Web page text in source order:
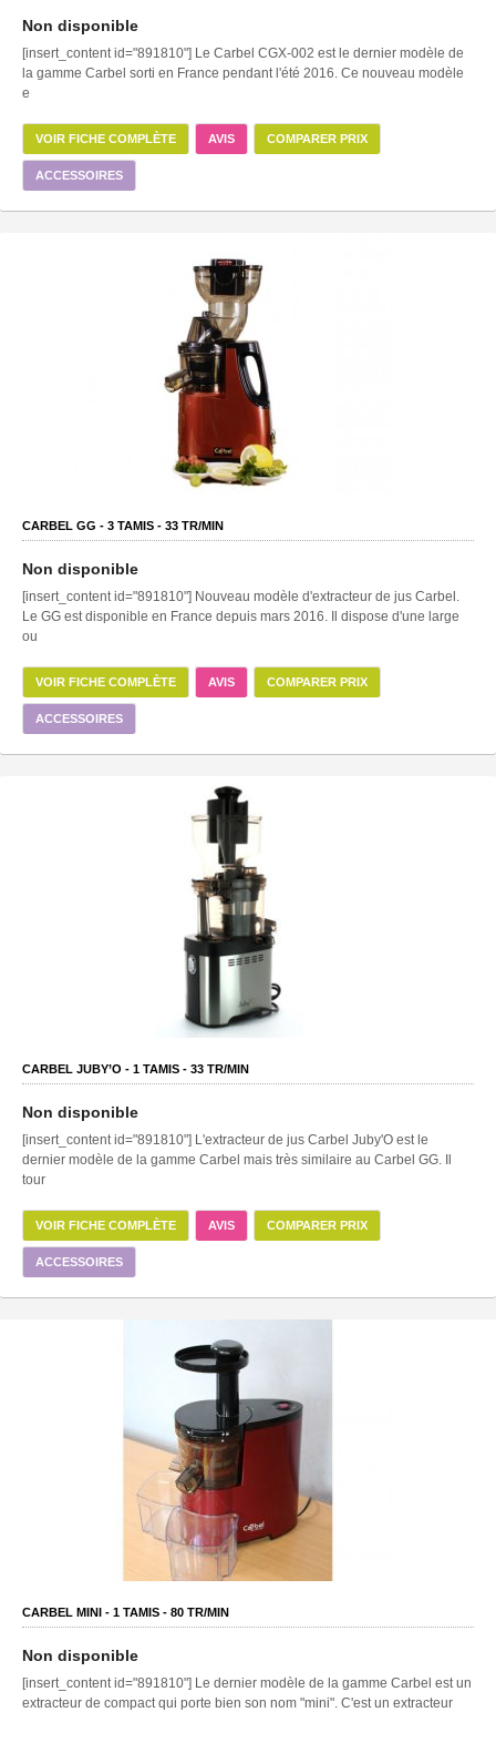
Non disponible
[insert_content id="891810"] Le Carbel CGX-002 est le dernier modèle de
la gamme Carbel sorti en France pendant l'été 2016. Ce nouveau modèle
e
VOIR FICHE COMPLÈTE AVIS COMPARER PRIX
ACCESSOIRES
CARBEL GG - 3 TAMIS - 33 TR/MIN
Non disponible
[insert_content id="891810"] Nouveau modèle d'extracteur de jus Carbel.
Le GG est disponible en France depuis mars 2016. Il dispose d'une large
ou
VOIR FICHE COMPLÈTE AVIS COMPARER PRIX
ACCESSOIRES
CARBEL JUBY’O - 1 TAMIS - 33 TR/MIN
Non disponible
[insert_content id="891810"] L'extracteur de jus Carbel Juby'O est le
dernier modèle de la gamme Carbel mais très similaire au Carbel GG. Il
tour
VOIR FICHE COMPLÈTE AVIS COMPARER PRIX
ACCESSOIRES
CARBEL MINI - 1 TAMIS - 80 TR/MIN
Non disponible
[insert_content id="891810"] Le dernier modèle de la gamme Carbel est un
extracteur de compact qui porte bien son nom "mini". C'est un extracteur